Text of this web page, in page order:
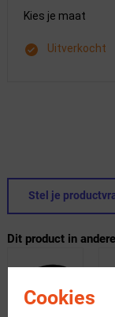
Cookies
Kies je maat
Uitverkocht
Stel je
Dit product in